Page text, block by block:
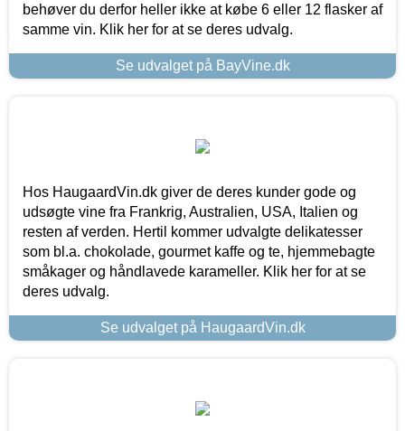
behøver du derfor heller ikke at købe 6 eller 12 flasker af
samme vin. Klik her for at se deres udvalg.
Se udvalget på BayVine.dk
Hos HaugaardVin.dk giver de deres kunder gode og
udsøgte vine fra Frankrig, Australien, USA, Italien og
resten af verden. Hertil kommer udvalgte delikatesser
som bl.a. chokolade, gourmet kaffe og te, hjemmebagte
småkager og håndlavede karameller. Klik her for at se
deres udvalg.
Se udvalget på HaugaardVin.dk